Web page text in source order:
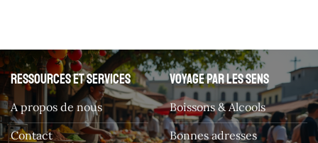
Ressources et services
A propos de nous
Contact
Voyage par les sens
Boissons & Alcools
Bonnes adresses